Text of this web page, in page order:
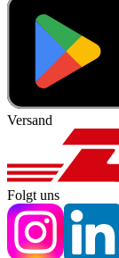
Versand
Folgt uns